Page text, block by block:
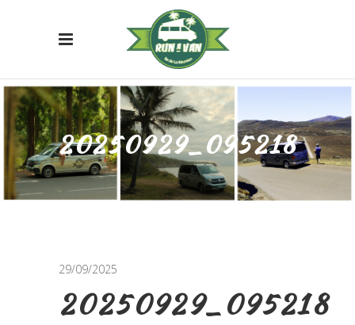
20250929_095218
29/09/2025
20250929_095218